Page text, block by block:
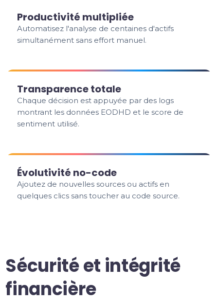
Productivité multipliée
Automatisez l'analyse de centaines d'actifs
simultanément sans effort manuel.
Transparence totale
Chaque décision est appuyée par des logs
montrant les données EODHD et le score de
sentiment utilisé.
Évolutivité no-code
Ajoutez de nouvelles sources ou actifs en
quelques clics sans toucher au code source.
Sécurité et intégrité
financière